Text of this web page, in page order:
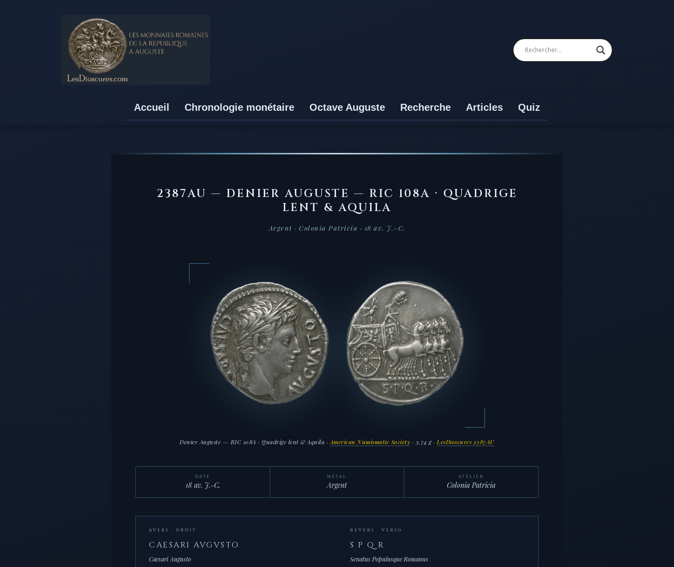
Accueil Chronologie monétaire Octave Auguste Recherche Articles Quiz
2387AU — DENIER AUGUSTE — RIC 108A · QUADRIGE
LENT & AQUILA
Argent · Colonia Patricia · 18 av. J.-C.
Denier Auguste — RIC 108A · Quadrige lent & Aquila · American Numismatic Society · 3,74 g · LesDioscures 2387AU
DATE
18 av. J.-C.
MÉTAL
Argent
ATELIER
Colonia Patricia
AVERS · DROIT
CAESARI AVGVSTO
Caesari Augusto
REVERS · VERSO
S P Q R
Senatus Populusque Romanus